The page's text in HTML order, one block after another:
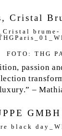
Cristal
FOTO: THG
passion
–
GMBH